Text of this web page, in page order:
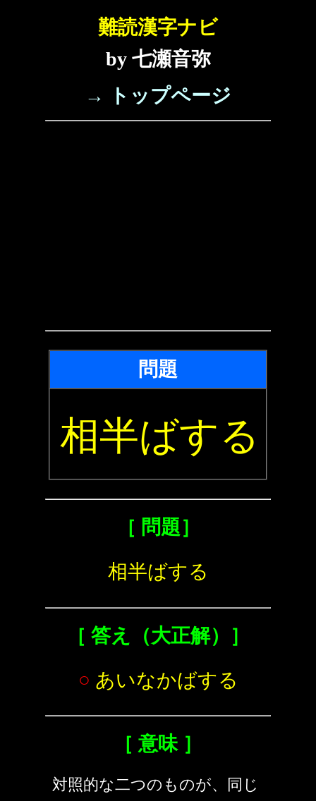
難読漢字ナビ
by 七瀬音弥
→ トップページ
問題
相半ばする
［ 問題］
相半ばする
［ 答え（大正解）］
○ あいなかばする
［ 意味 ］
対照的な二つのものが、同じ